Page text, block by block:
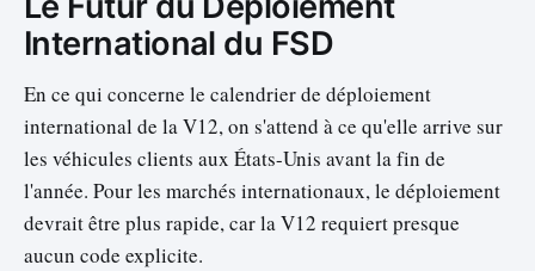
International du FSD
En ce qui concerne le calendrier de déploiement
international de la V12, on s'attend à ce qu'elle arrive sur
les véhicules clients aux États-Unis avant la fin de
l'année. Pour les marchés internationaux, le déploiement
devrait être plus rapide, car la V12 requiert presque
aucun code explicite.